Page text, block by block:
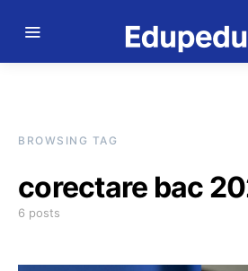
BROWSING TAG
corectare bac
6 posts